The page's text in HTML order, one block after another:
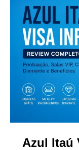
Azul Itaú